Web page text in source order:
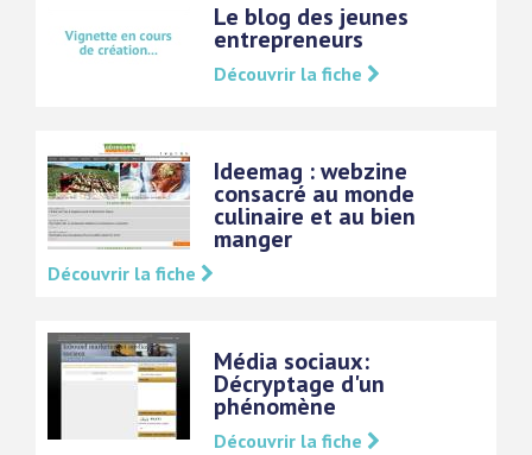
Le blog des jeunes
entrepreneurs
Découvrir la fiche
Ideemag : webzine
consacré au monde
culinaire et au bien
manger
Découvrir la fiche
Média sociaux:
Décryptage d'un
phénomène
Découvrir la fiche